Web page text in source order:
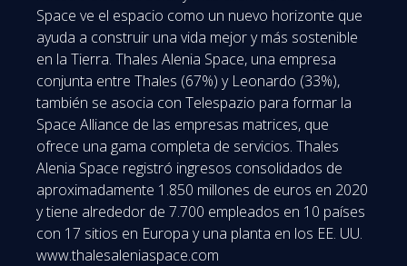
Space ve el espacio como un nuevo horizonte que
ayuda a construir una vida mejor y más sostenible
en la Tierra. Thales Alenia Space, una empresa
conjunta entre Thales (67%) y Leonardo (33%),
también se asocia con Telespazio para formar la
Space Alliance de las empresas matrices, que
ofrece una gama completa de servicios. Thales
Alenia Space registró ingresos consolidados de
aproximadamente 1.850 millones de euros en 2020
y tiene alrededor de 7.700 empleados en 10 países
con 17 sitios en Europa y una planta en los EE. UU.
www.thalesaleniaspace.com